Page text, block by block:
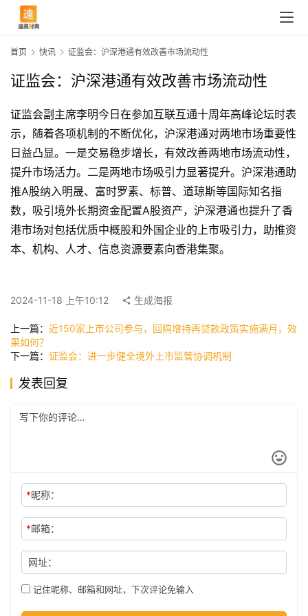
首
页
快
讯
公
司
科
技
首页 快讯 证监会：沪深港通有效改善市场流动性
证监会：沪深港通有效改善市场流动性
证监会副主席李明今日在参加互联互通十周年高峰论坛时表
示，随着各项机制的不断优化，沪深港通对两地市场重要性
日益凸显。一是交易稳步增长，有效改善两地市场流动性，
提升市场活力。二是两地市场吸引力显著提升。沪深港通助
推A股纳入明晟、富时罗素、标普、道琼斯等国际知名指
数，吸引境外长期资金配置A股资产，沪深港通也提升了香
港市场对包括优质中概股和外国企业的上市吸引力，助推资
本、机构、人才、信息资源要素向香港集聚。
2024-11-18 上午10:12 生成海报
上一篇： 近150家上市公司参与，回购增持再贷款政策实施满月，效
果如何？
下一篇： 证监会：进一步健全境外上市监管协调机制
发表回复
*昵称：
*邮箱：
网址：
记住昵称、邮箱和网址，下次评论免输入